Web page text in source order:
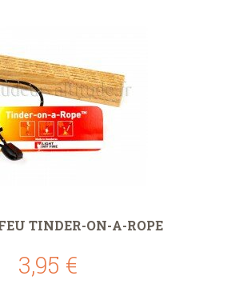
TINDER-ON-A-ROPE
3,95 €